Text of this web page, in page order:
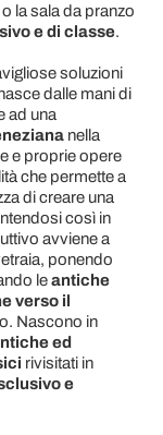
la sala da pranzo
e di classe.
soluzioni
dalle mani di
ad una
nella
e proprie opere
che permette a
di creare una
così in
avviene a
ponendo
leantiche
verso il
Nascono in
ed
rivisitati in
e